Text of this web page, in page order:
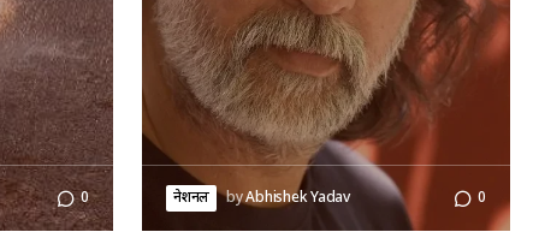
0 नेशनल byAbhishek Yadav 0